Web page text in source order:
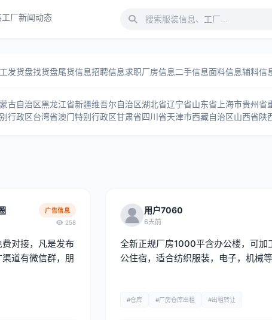
厂新闻动态
发货盘找货盘尾货信息招聘信息求职厂房信息 二手信息面料信息辅料信
古自治区黑龙江省新疆维吾尔自治区湖北省辽宁省山东省 上海市贵州省
行政区台湾省澳门特别行政区甘肃省四川省天津市西藏自治区山西省陕
广告信息
258
费对接，凡是发布
道有微信群，朋
用户7060
6天前
全新正规厂房1000平含办公楼，可加
公住宿，适合纺织服装，电子，机械
#仓库 #厂房仓库出租 #出租转让